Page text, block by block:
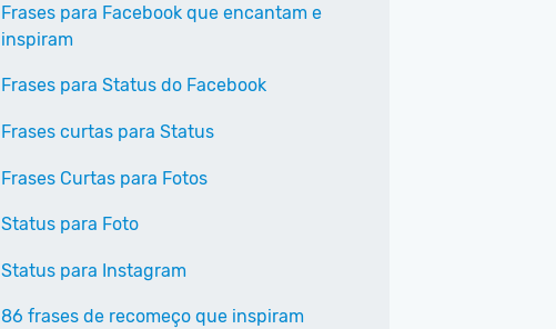
Frases para Facebook que encantam e
inspiram
Frases para Status do Facebook
Frases curtas para Status
Frases Curtas para Fotos
Status para Foto
Status para Instagram
86 frases de recomeço que inspiram